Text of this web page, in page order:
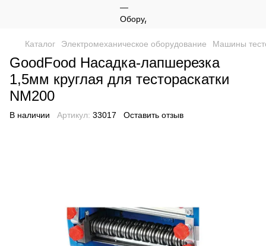
Каталог Электромеханическое оборудование Машины
GoodFood Насадка-лапшерезка
1,5мм круглая для тестораскатки
NM200
В наличии Артикул: 33017 Оставить отзыв